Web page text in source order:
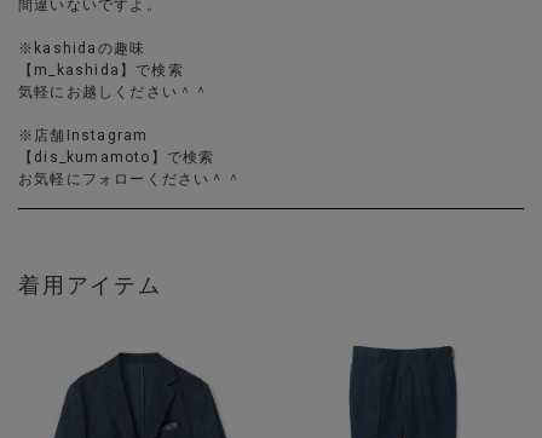
間違いないですよ。
※kashidaの趣味
【m_kashida】で検索
気軽にお越しください＾＾
※店舗Instagram
【dis_kumamoto】で検索
お気軽にフォローください＾＾
着用アイテム